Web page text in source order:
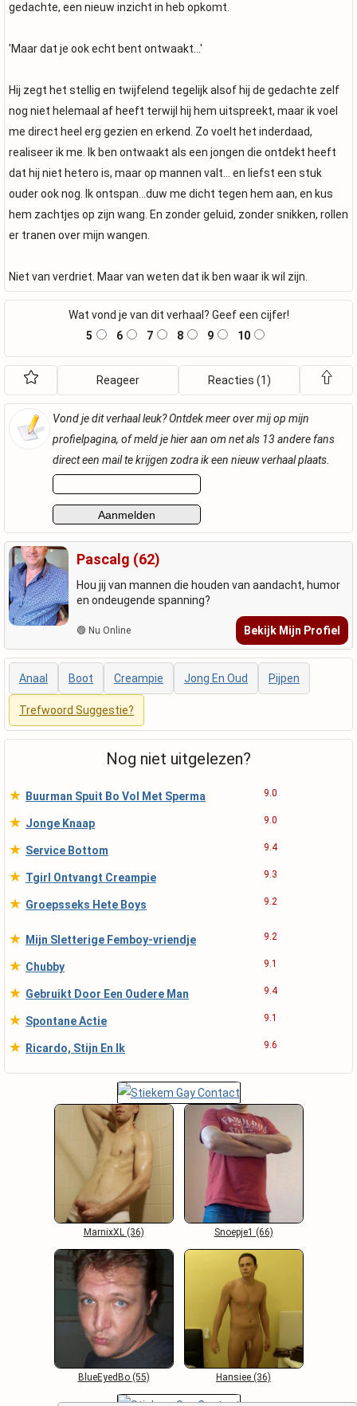
gedachte, een nieuw inzicht in heb opkomt.
'Maar dat je ook echt bent ontwaakt...'
Hij zegt het stellig en twijfelend tegelijk alsof hij de gedachte zelf
nog niet helemaal af heeft terwijl hij hem uitspreekt, maar ik voel
me direct heel erg gezien en erkend. Zo voelt het inderdaad,
realiseer ik me. Ik ben ontwaakt als een jongen die ontdekt heeft
dat hij niet hetero is, maar op mannen valt... en liefst een stuk
ouder ook nog. Ik ontspan...duw me dicht tegen hem aan, en kus
hem zachtjes op zijn wang. En zonder geluid, zonder snikken, rollen
er tranen over mijn wangen.
Niet van verdriet. Maar van weten dat ik ben waar ik wil zijn.
Wat vond je van dit verhaal? Geef een cijfer!
5
6 7 8 9 10
Reageer Reacties (1)
Vond je dit verhaal leuk? Ontdek meer over mij op mijn
profielpagina, of meld je hier aan om net als 13 andere fans
direct een mail te krijgen zodra ik een nieuw verhaal plaats.
Pascalg (62)
Hou jij van mannen die houden van aandacht, humor
en ondeugende spanning?
🟢 Nu Online Bekijk Mijn Profiel
Anaal Boot Creampie Jong En Oud Pijpen
Trefwoord Suggestie?
Nog niet uitgelezen?
★ Buurman Spuit Bo Vol Met Sperma 9.0
★ Jonge Knaap 9.0
★ Service Bottom 9.4
★ Tgirl Ontvangt Creampie 9.3
★ Groepsseks Hete Boys 9.2
★ Mijn Sletterige Femboy-vriendje 9.2
★ Chubby 9.1
★ Gebruikt Door Een Oudere Man 9.4
★ Spontane Actie 9.1
★ Ricardo, Stijn En Ik 9.6
MarnixXL (36) Snoepje1 (66)
BlueEyedBo (55) Hansiee (36)